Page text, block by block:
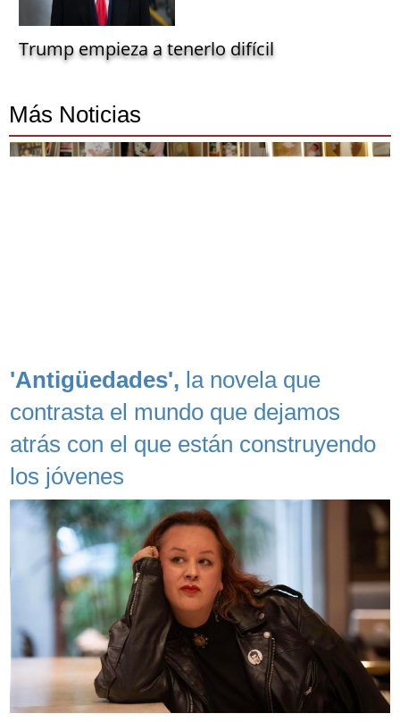
Trump empieza a tenerlo difícil
Más Noticias
'Antigüedades', la novela que
contrasta el mundo que dejamos
atrás con el que están construyendo
los jóvenes